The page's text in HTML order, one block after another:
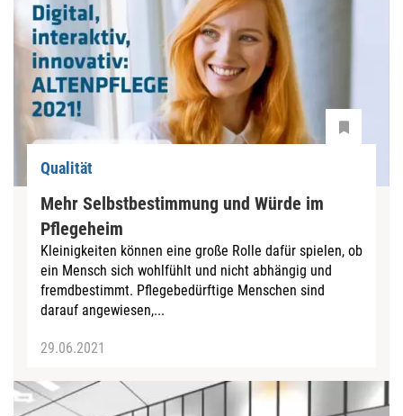
Qualität
Mehr Selbstbestimmung und Würde im
Pflegeheim
Kleinigkeiten können eine große Rolle dafür spielen, ob
ein Mensch sich wohlfühlt und nicht abhängig und
fremdbestimmt. Pflegebedürftige Menschen sind
darauf angewiesen,...
29.06.2021